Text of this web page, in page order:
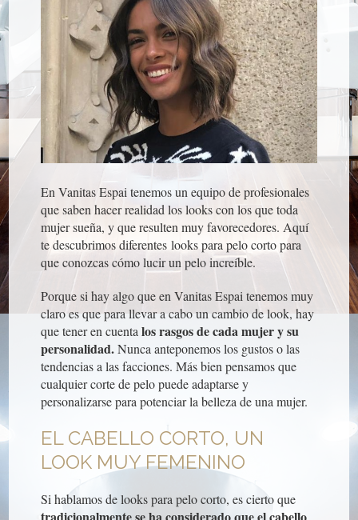
En Vanitas Espai tenemos un equipo de profesionales
que saben hacer realidad los looks con los que toda
mujer sueña, y que resulten muy favorecedores. Aquí
te descubrimos diferentes looks para pelo corto para
que conozcas cómo lucir un pelo increíble.
Porque si hay algo que en Vanitas Espai tenemos muy
claro es que para llevar a cabo un cambio de look, hay
que tener en cuenta los rasgos de cada mujer y su
personalidad.Nunca anteponemos los gustos o las
tendencias a las facciones. Más bien pensamos que
cualquier corte de pelo puede adaptarse y
personalizarse para potenciar la belleza de una mujer.
EL CABELLO CORTO, UN
LOOK MUY FEMENINO
Si hablamos de looks para pelo corto, es cierto que
tradicionalmente se ha considerado que el cabello